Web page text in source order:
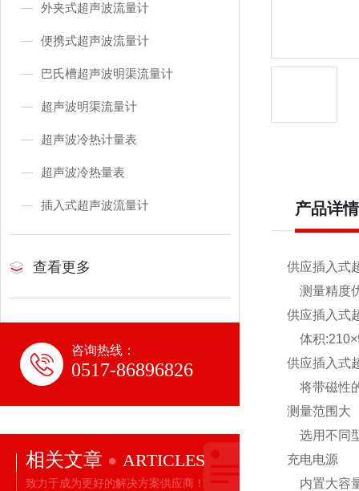
外夹式超声波流量计
便携式超声波流量计
巴氏槽超声波明渠流量计
超声波明渠流量计
超声波冷热计量表
超声波冷热量表
插入式超声波流量计
查看更多
咨询热线：
0517-86896826
相关文章 ARTICLES
致力于成为更好的解决方案供应商！
产品详情
供应插入式
测量精度
供应插入式
体积
供应插入式
将带磁性
测量范围大
选用不同
充电电源
内置大容